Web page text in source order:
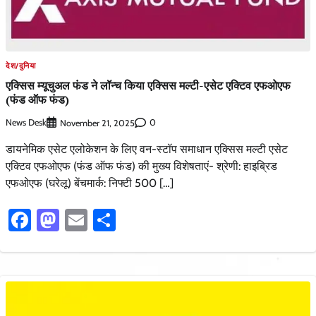
देश/दुनिया
एक्सिस म्यूचुअल फंड ने लॉन्च किया एक्सिस मल्टी-एसेट एक्टिव एफओएफ
(फंड ऑफ फंड)
News Desk November 21, 2025 0
डायनेमिक एसेट एलोकेशन के लिए वन-स्टॉप समाधान एक्सिस मल्टी एसेट
एक्टिव एफओएफ (फंड ऑफ फंड) की मुख्य विशेषताएं- श्रेणी: हाइब्रिड
एफओएफ (घरेलू) बेंचमार्क: निफ्टी 500 […]
Facebook
Mastodon
Email